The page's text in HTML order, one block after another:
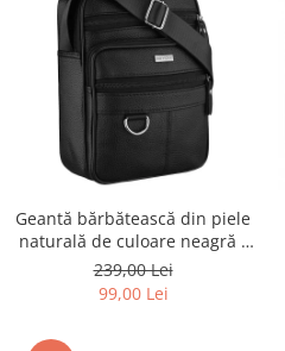
Geantă bărbătească din piele
naturală de culoare neagră -
Rovicky PTR-R-ST7-01-7571-
BLACK
239,00 Lei
99,00 Lei